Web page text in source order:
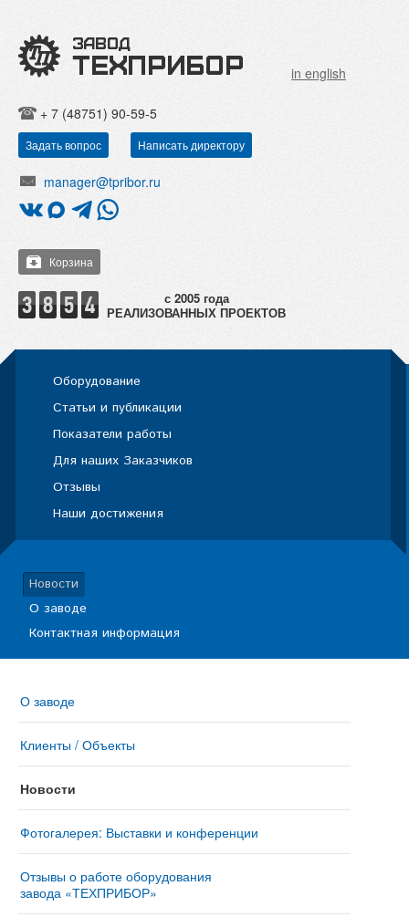
in english
+ 7 (48751) 90-59-5
Задать вопрос Написать директору
manager@tpribor.ru
Корзина
РЕАЛИЗОВАННЫХ ПРОЕКТОВ
Оборудование
Статьи и публикации
Показатели работы
Для наших Заказчиков
Отзывы
Наши достижения
Новости
О заводе
Контактная информация
О заводе
Клиенты / Объекты
Новости
Фотогалерея: Выставки и конференции
Отзывы о работе оборудования
завода «ТЕХПРИБОР»